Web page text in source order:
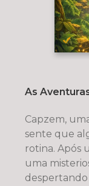
As
Capzem,
sente que
rotina. Após
uma